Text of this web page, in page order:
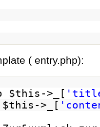
( entry.php):
$this ->_[
$this ->_[